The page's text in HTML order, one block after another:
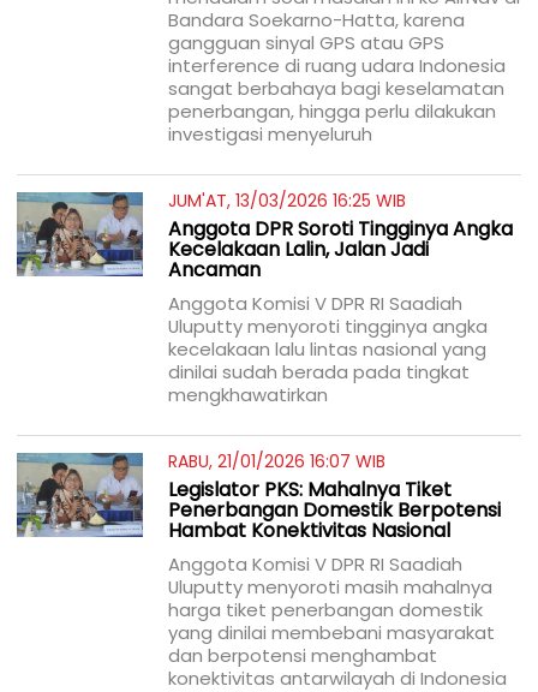
Bandara Soekarno-Hatta, karena
gangguan sinyal GPS atau GPS
interference di ruang udara Indonesia
sangat berbahaya bagi keselamatan
penerbangan, hingga perlu dilakukan
investigasi menyeluruh
JUM'AT, 13/03/2026 16:25 WIB
Anggota DPR Soroti Tingginya Angka
Kecelakaan Lalin, Jalan Jadi
Ancaman
Anggota Komisi V DPR RI Saadiah
Uluputty menyoroti tingginya angka
kecelakaan lalu lintas nasional yang
dinilai sudah berada pada tingkat
mengkhawatirkan
RABU, 21/01/2026 16:07 WIB
Legislator PKS: Mahalnya Tiket
Penerbangan Domestik Berpotensi
Hambat Konektivitas Nasional
Anggota Komisi V DPR RI Saadiah
Uluputty menyoroti masih mahalnya
harga tiket penerbangan domestik
yang dinilai membebani masyarakat
dan berpotensi menghambat
konektivitas antarwilayah di Indonesia